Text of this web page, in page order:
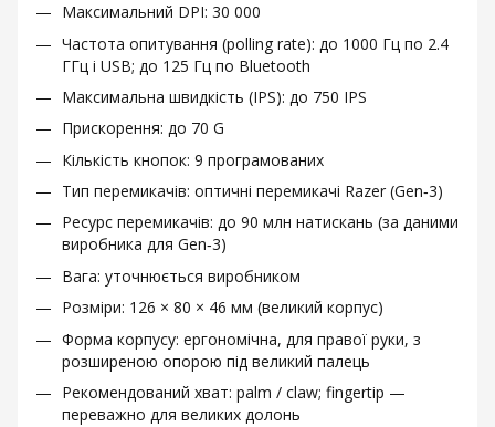
Максимальний DPI: 30 000
Частота опитування (polling rate): до 1000 Гц по 2.4
ГГц і USB; до 125 Гц по Bluetooth
Максимальна швидкість (IPS): до 750 IPS
Прискорення: до 70 G
Кількість кнопок: 9 програмованих
Тип перемикачів: оптичні перемикачі Razer (Gen‑3)
Ресурс перемикачів: до 90 млн натискань (за даними
виробника для Gen‑3)
Вага: уточнюється виробником
Розміри: 126 × 80 × 46 мм (великий корпус)
Форма корпусу: ергономічна, для правої руки, з
розширеною опорою під великий палець
Рекомендований хват: palm / claw; fingertip —
переважно для великих долонь